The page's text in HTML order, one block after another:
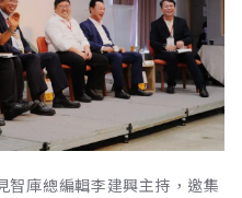
智庫總編輯李建興主持，邀集